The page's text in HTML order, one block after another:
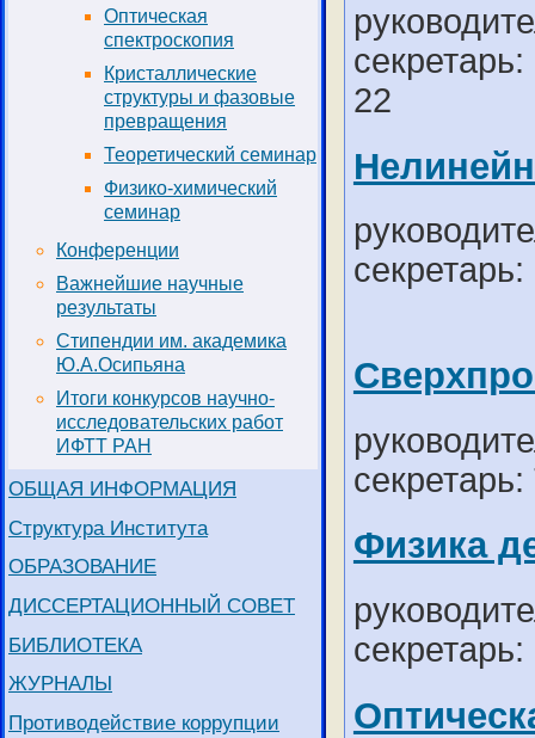
Оптическая
спектроскопия
Кристаллические
структуры и фазовые
превращения
Теоретический семинар
Физико-химический
семинар
Конференции
Важнейшие научные
результаты
Стипендии им. академика
Ю.А.Осипьяна
Итоги конкурсов научно-
исследовательских работ
ИФТТ РАН
ОБЩАЯ ИНФОРМАЦИЯ
Структура Института
ОБРАЗОВАНИЕ
ДИССЕРТАЦИОННЫЙ СОВЕТ
БИБЛИОТЕКА
ЖУРНАЛЫ
Противодействие коррупции
22
Физика